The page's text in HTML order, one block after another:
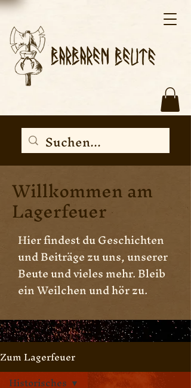
Willkommen am
Lagerfeuer
Hier findest du Geschichten
und Beiträge zu uns, unserer
Beute und vieles mehr. Bleib
ein Weilchen und hör zu.
Zum Lagerfeuer
Historisches